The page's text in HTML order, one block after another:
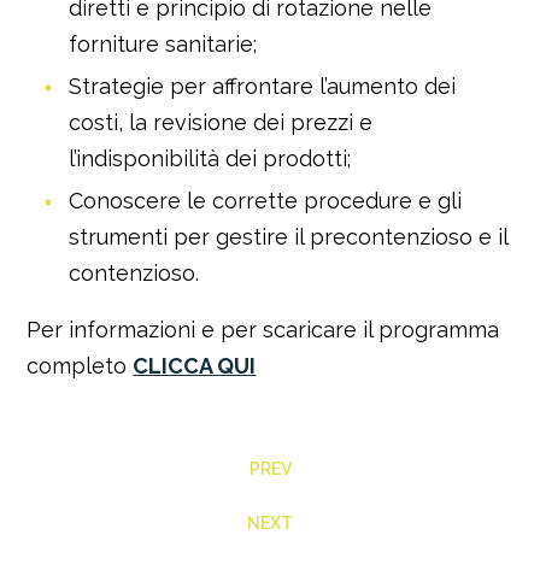
diretti e principio di rotazione nelle
forniture sanitarie;
Strategie per affrontare l’aumento dei
costi, la revisione dei prezzi e
l’indisponibilità dei prodotti;
Conoscere le corrette procedure e gli
strumenti per gestire il precontenzioso e il
contenzioso.
Per informazioni e per scaricare il programma
completo CLICCA QUI
PREV
NEXT